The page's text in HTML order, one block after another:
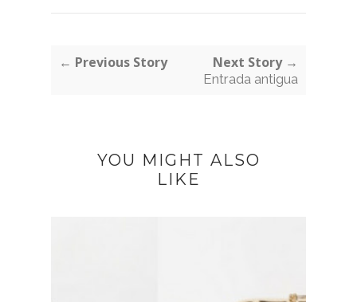
← Previous Story Next Story →
Entrada antigua
YOU MIGHT ALSO
LIKE